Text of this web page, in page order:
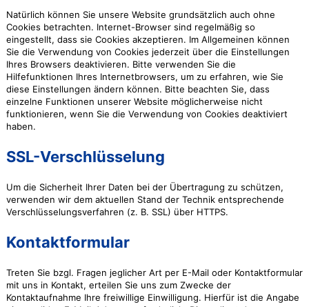
Natürlich können Sie unsere Website grundsätzlich auch ohne
Cookies betrachten. Internet-Browser sind regelmäßig so
eingestellt, dass sie Cookies akzeptieren. Im Allgemeinen können
Sie die Verwendung von Cookies jederzeit über die Einstellungen
Ihres Browsers deaktivieren. Bitte verwenden Sie die
Hilfefunktionen Ihres Internetbrowsers, um zu erfahren, wie Sie
diese Einstellungen ändern können. Bitte beachten Sie, dass
einzelne Funktionen unserer Website möglicherweise nicht
funktionieren, wenn Sie die Verwendung von Cookies deaktiviert
haben.
SSL-Verschlüsselung
Um die Sicherheit Ihrer Daten bei der Übertragung zu schützen,
verwenden wir dem aktuellen Stand der Technik entsprechende
Verschlüsselungsverfahren (z. B. SSL) über HTTPS.
Kontaktformular
Treten Sie bzgl. Fragen jeglicher Art per E-Mail oder Kontaktformular
mit uns in Kontakt, erteilen Sie uns zum Zwecke der
Kontaktaufnahme Ihre freiwillige Einwilligung. Hierfür ist die Angabe